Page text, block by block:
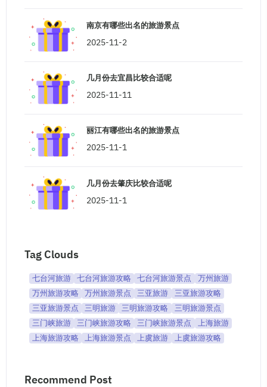
南京有哪些出名的旅游景点
2025-11-2
几月份去宜昌比较合适呢
2025-11-11
丽江有哪些出名的旅游景点
2025-11-1
几月份去肇庆比较合适呢
2025-11-1
Tag Clouds
七台河旅游 七台河旅游攻略 七台河旅游景点
万州旅游
万州旅游攻略
万州旅游景点 三亚旅游
三亚旅游攻略
三亚旅游景点
三明旅游 三明旅游攻略
三明旅游景点
三门峡旅游
三门峡旅游攻略 三门峡旅游景点
上海旅游
上海旅游攻略
上海旅游景点 上虞旅游 上虞旅游攻略
Recommend Post